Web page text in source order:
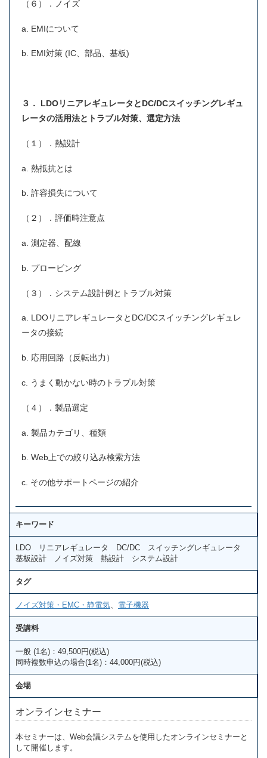
（６）．ノイズ
a. EMIについて
b. EMI対策 (IC、部品、基板)
３． LDOリニアレギュレータとDC/DCスイッチングレギュ
レータの活用法とトラブル対策、選定方法
（１）．熱設計
a. 熱抵抗とは
b. 許容損失について
（２）．評価時注意点
a. 測定器、配線
b. プロービング
（３）．システム設計例とトラブル対策
a. LDOリニアレギュレータとDC/DCスイッチングレギュレ
ータの接続
b. 応用回路（反転出力）
c. うまく動かない時のトラブル対策
（４）．製品選定
a. 製品カテゴリ、種類
b. Web上での絞り込み検索方法
c. その他サポートページの紹介
キーワード
LDO リニアレギュレータ DC/DC スイッチングレギュレータ
基板設計 ノイズ対策 熱設計 システム設計
タグ
ノイズ対策・EMC・静電気 電子機器
受講料
一般 (1名)：49,500円(税込)
同時複数申込の場合(1名)：44,000円(税込)
会場
オンラインセミナー
本セミナーは、Web会議システムを使用したオンラインセミナーと
して開催します。